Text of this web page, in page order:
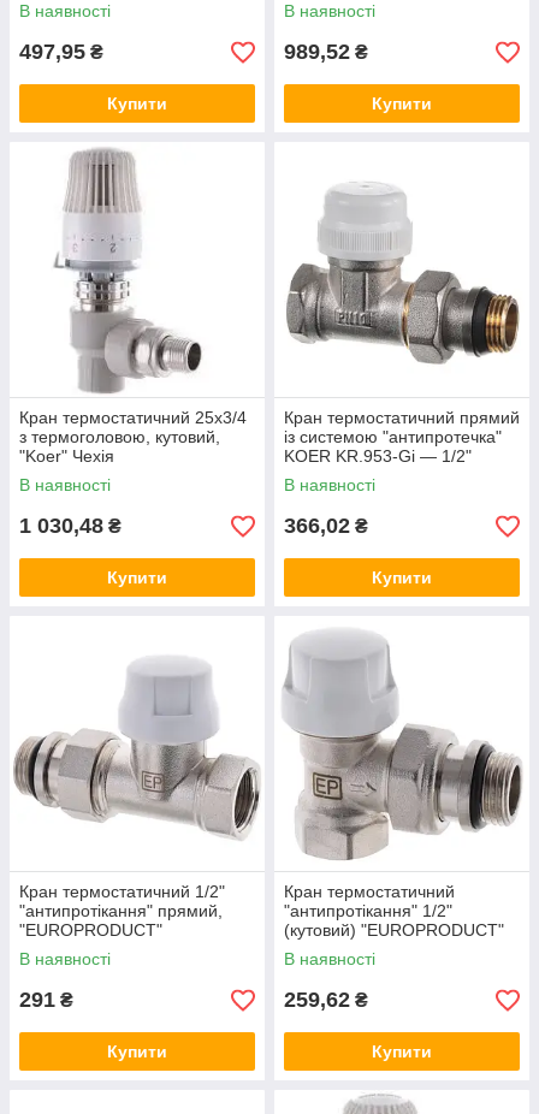
В наявності
497,95 ₴
Купити
В наявності
989,52 ₴
Купити
Кран термостатичний 25х3/4
з термоголовою, кутовий,
"Koer" Чехія
В наявності
1 030,48 ₴
Купити
Кран термостатичний прямий
із системою "антипротечка"
KOER KR.953-Gi — 1/2"
(KR3070)
В наявності
366,02 ₴
Купити
Кран термостатичний 1/2"
"антипротікання" прямий,
"EUROPRODUCT"
В наявності
291 ₴
Купити
Кран термостатичний
"антипротікання" 1/2"
(кутовий) "EUROPRODUCT"
В наявності
259,62 ₴
Купити